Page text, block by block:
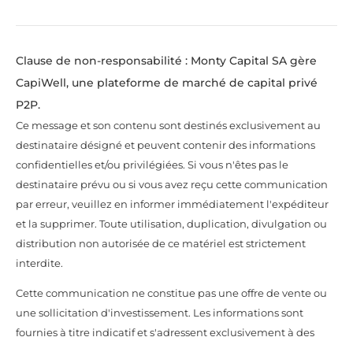
Clause de non-responsabilité : Monty Capital SA gère
CapiWell, une plateforme de marché de capital privé
P2P.
Ce message et son contenu sont destinés exclusivement au
destinataire désigné et peuvent contenir des informations
confidentielles et/ou privilégiées. Si vous n'êtes pas le
destinataire prévu ou si vous avez reçu cette communication
par erreur, veuillez en informer immédiatement l'expéditeur
et la supprimer. Toute utilisation, duplication, divulgation ou
distribution non autorisée de ce matériel est strictement
interdite.
Cette communication ne constitue pas une offre de vente ou
une sollicitation d'investissement. Les informations sont
fournies à titre indicatif et s'adressent exclusivement à des